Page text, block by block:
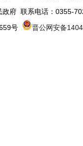
政府 联系电话：0355-
号
晋公网安备